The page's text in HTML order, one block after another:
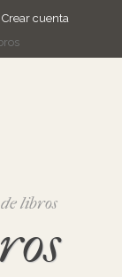
Crear cuenta
libros